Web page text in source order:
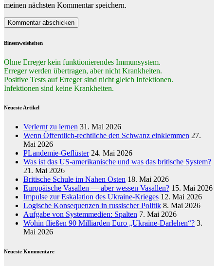
meinen nächsten Kommentar speichern.
Binsenweisheiten
Ohne Erreger kein funktionierendes Immunsystem.
Erreger werden übertragen, aber nicht Krankheiten.
Positive Tests auf Erreger sind nicht gleich Infektionen.
Infektionen sind keine Krankheiten.
Neueste Artikel
Verlernt zu lernen 31. Mai 2026
Wenn Öffentlich-rechtliche den Schwanz einklemmen 27.
Mai 2026
PLandemie-Geflüster 24. Mai 2026
Was ist das US-amerikanische und was das britische System?
21. Mai 2026
Britische Schule im Nahen Osten 18. Mai 2026
Europäische Vasallen — aber wessen Vasallen? 15. Mai 2026
Impulse zur Eskalation des Ukraine-Krieges 12. Mai 2026
Logische Konsequenzen in russischer Politik 8. Mai 2026
Aufgabe von Systemmedien: Spalten 7. Mai 2026
Wohin fließen 90 Milliarden Euro „Ukraine-Darlehen“? 3.
Mai 2026
Neueste Kommentare